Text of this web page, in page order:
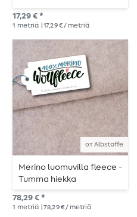
17,29 € *
1 metriä | 17,29 € / metriä
от Albstoffe
Merino luomuvilla fleece -
Tumma hiekka
78,29 € *
1 metriä | 78,29 € / metriä